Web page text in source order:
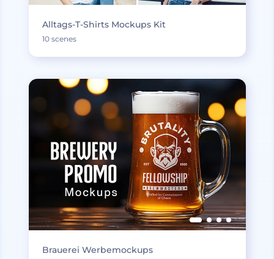
Alltags-T-Shirts Mockups Kit
10 scenes
Brauerei Werbemockups